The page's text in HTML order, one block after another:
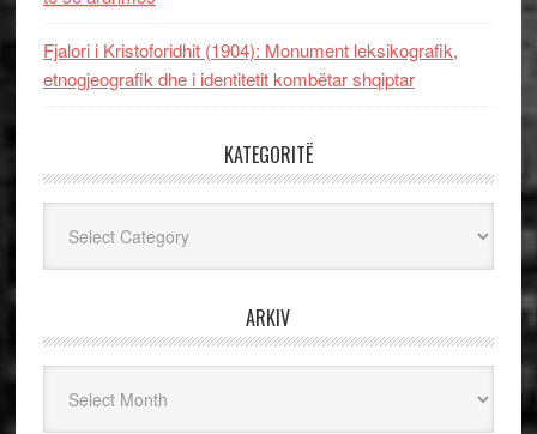
Fjalori i Kristoforidhit (1904): Monument leksikografik,
etnogjeografik dhe i identitetit kombëtar shqiptar
KATEGORITË
ARKIV